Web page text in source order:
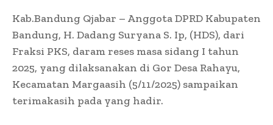
Kab.Bandung Qjabar – Anggota DPRD Kabupaten
Bandung, H. Dadang Suryana S. Ip, (HDS), dari
Fraksi PKS, daram reses masa sidang I tahun
2025, yang dilaksanakan di Gor Desa Rahayu,
Kecamatan Margaasih (5/11/2025) sampaikan
terimakasih pada yang hadir.